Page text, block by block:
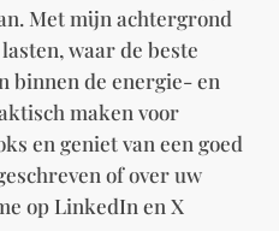
Met mijn achtergrond
waar de beste
binnen de energie- en
maken voor
en geniet van een goed
of over uw
op LinkedIn en X